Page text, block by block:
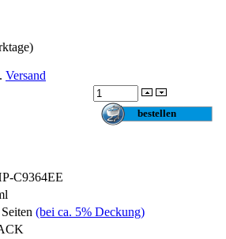
Versand
C9364EE
(bei ca. 5% Deckung)